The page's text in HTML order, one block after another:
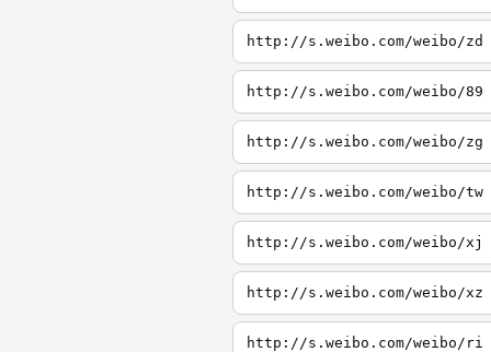
http://s.weibo.com/weibo/zd
http://s.weibo.com/weibo/89
http://s.weibo.com/weibo/zg
http://s.weibo.com/weibo/tw
http://s.weibo.com/weibo/xj
http://s.weibo.com/weibo/xz
http://s.weibo.com/weibo/ri